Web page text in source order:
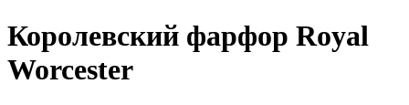
Королевский фарфор Royal
Worcester